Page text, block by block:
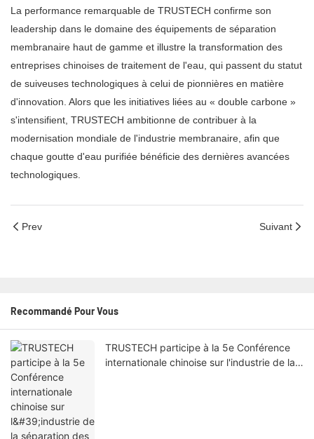
La performance remarquable de TRUSTECH confirme son
leadership dans le domaine des équipements de séparation
membranaire haut de gamme et illustre la transformation des
entreprises chinoises de traitement de l'eau, qui passent du statut
de suiveuses technologiques à celui de pionnières en matière
d'innovation. Alors que les initiatives liées au « double carbone »
s'intensifient, TRUSTECH ambitionne de contribuer à la
modernisation mondiale de l'industrie membranaire, afin que
chaque goutte d'eau purifiée bénéficie des dernières avancées
technologiques.
Prev Suivant
Recommandé Pour Vous
TRUSTECH participe à la 5e Conférence
internationale chinoise sur l'industrie de la